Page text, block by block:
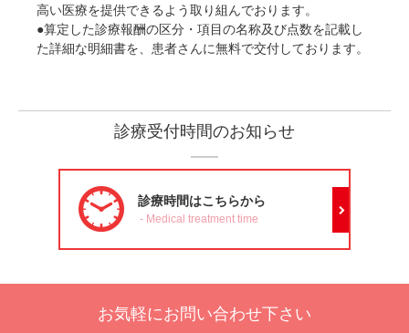
高い医療を提供できるよう取り組んでおります。
●算定した診療報酬の区分・項目の名称及び点数を記載し
た詳細な明細書を、患者さんに無料で交付しております。
診療受付時間のお知らせ
診療時間はこちらから
Medical treatment time
お気軽に お問い合わせ下さい